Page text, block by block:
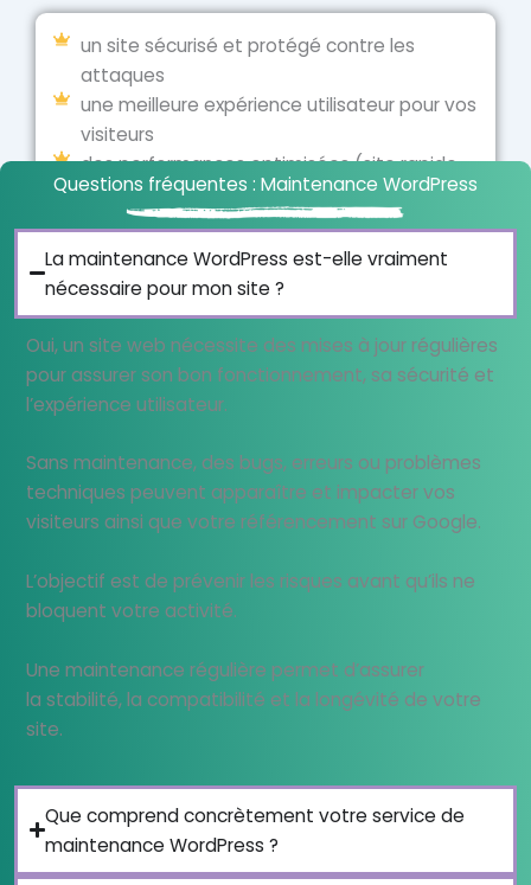
un site sécurisé et protégé contre les
attaques
une meilleure expérience utilisateur pour vos
visiteurs
des performances optimisées (site rapide
et fluide)
un meilleur référencement sur Google
un gain de temps précieux au quotidien
un accompagnement humain et réactif
Je réserve mon diagnostic offert
Questions fréquentes : Maintenance WordPress
La maintenance WordPress est-elle vraiment
nécessaire pour mon site ?
Oui, un site web nécessite des mises à jour régulières
pour assurer son bon fonctionnement, sa sécurité et
l’expérience utilisateur.
Sans maintenance, des bugs, erreurs ou problèmes
techniques peuvent apparaître et impacter vos
visiteurs ainsi que votre référencement sur Google.
L’objectif est de prévenir les risques avant qu’ils ne
bloquent votre activité.
Une maintenance régulière permet d’assurer
la stabilité, la compatibilité et la longévité de votre
site.
Que comprend concrètement votre service de
maintenance WordPress ?